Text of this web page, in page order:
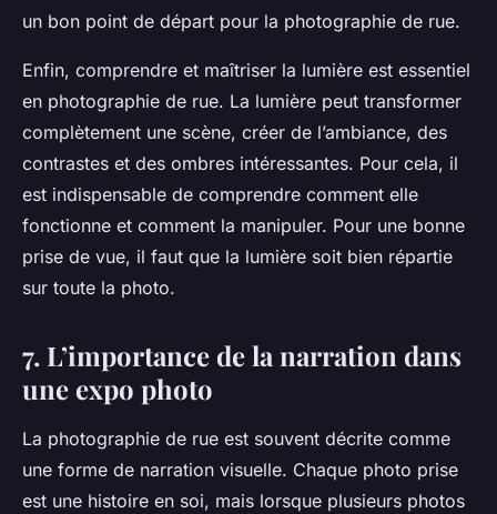
un bon point de départ pour la photographie de rue.
Enfin, comprendre et maîtriser la lumière est essentiel
en photographie de rue. La lumière peut transformer
complètement une scène, créer de l’ambiance, des
contrastes et des ombres intéressantes. Pour cela, il
est indispensable de comprendre comment elle
fonctionne et comment la manipuler. Pour une bonne
prise de vue, il faut que la lumière soit bien répartie
sur toute la photo.
7. L’importance de la narration dans
une expo photo
La photographie de rue est souvent décrite comme
une forme de narration visuelle. Chaque photo prise
est une histoire en soi, mais lorsque plusieurs photos